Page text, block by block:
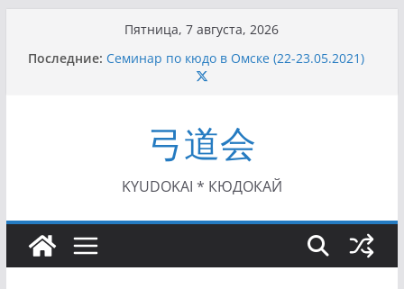
содержимому
Пятница, 7 августа, 2026
Последние: Семинар по кюдо в Омске (22-23.05.2021)
Чемпионат Росcии, Дёмино (2-5.09.2021)
II Кубок Посла Японии в России по Кюдо,
Орёл (25.07.2021)
I этап Кубка Московской области по Кюдо /
Сейдокан II (27.06.2021)
弓道会
KYUDOKAI * КЮДОКАЙ